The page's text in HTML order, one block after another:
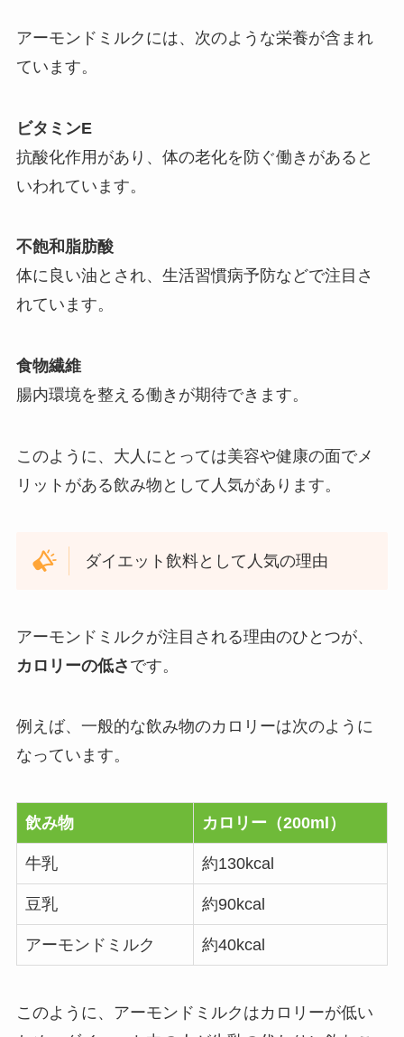
アーモンドミルクには、次のような栄養が含まれ
ています。
ビタミンE
抗酸化作用があり、体の老化を防ぐ働きがあると
いわれています。
不飽和脂肪酸
体に良い油とされ、生活習慣病予防などで注目さ
れています。
食物繊維
腸内環境を整える働きが期待できます。
このように、大人にとっては美容や健康の面でメ
リットがある飲み物として人気があります。
ダイエット飲料として人気の理由
アーモンドミルクが注目される理由のひとつが、
カロリーの低さ です。
例えば、一般的な飲み物のカロリーは次のように
なっています。
飲み物 カロリー（200ml）
牛乳 約130kcal
豆乳 約90kcal
アーモンドミルク 約40kcal
このように、アーモンドミルクはカロリーが低い